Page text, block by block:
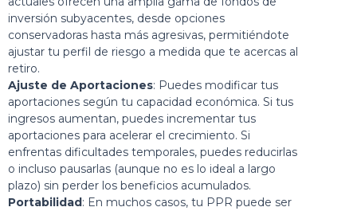
inversión subyacentes, desde opciones
conservadoras hasta más agresivas, permitiéndote
ajustar tu perfil de riesgo a medida que te acercas al
retiro.
Ajuste de Aportaciones: Puedes modificar tus
aportaciones según tu capacidad económica. Si tus
ingresos aumentan, puedes incrementar tus
aportaciones para acelerar el crecimiento. Si
enfrentas dificultades temporales, puedes reducirlas
o incluso pausarlas (aunque no es lo ideal a largo
plazo) sin perder los beneficios acumulados.
Portabilidad: En muchos casos, tu PPR puede ser